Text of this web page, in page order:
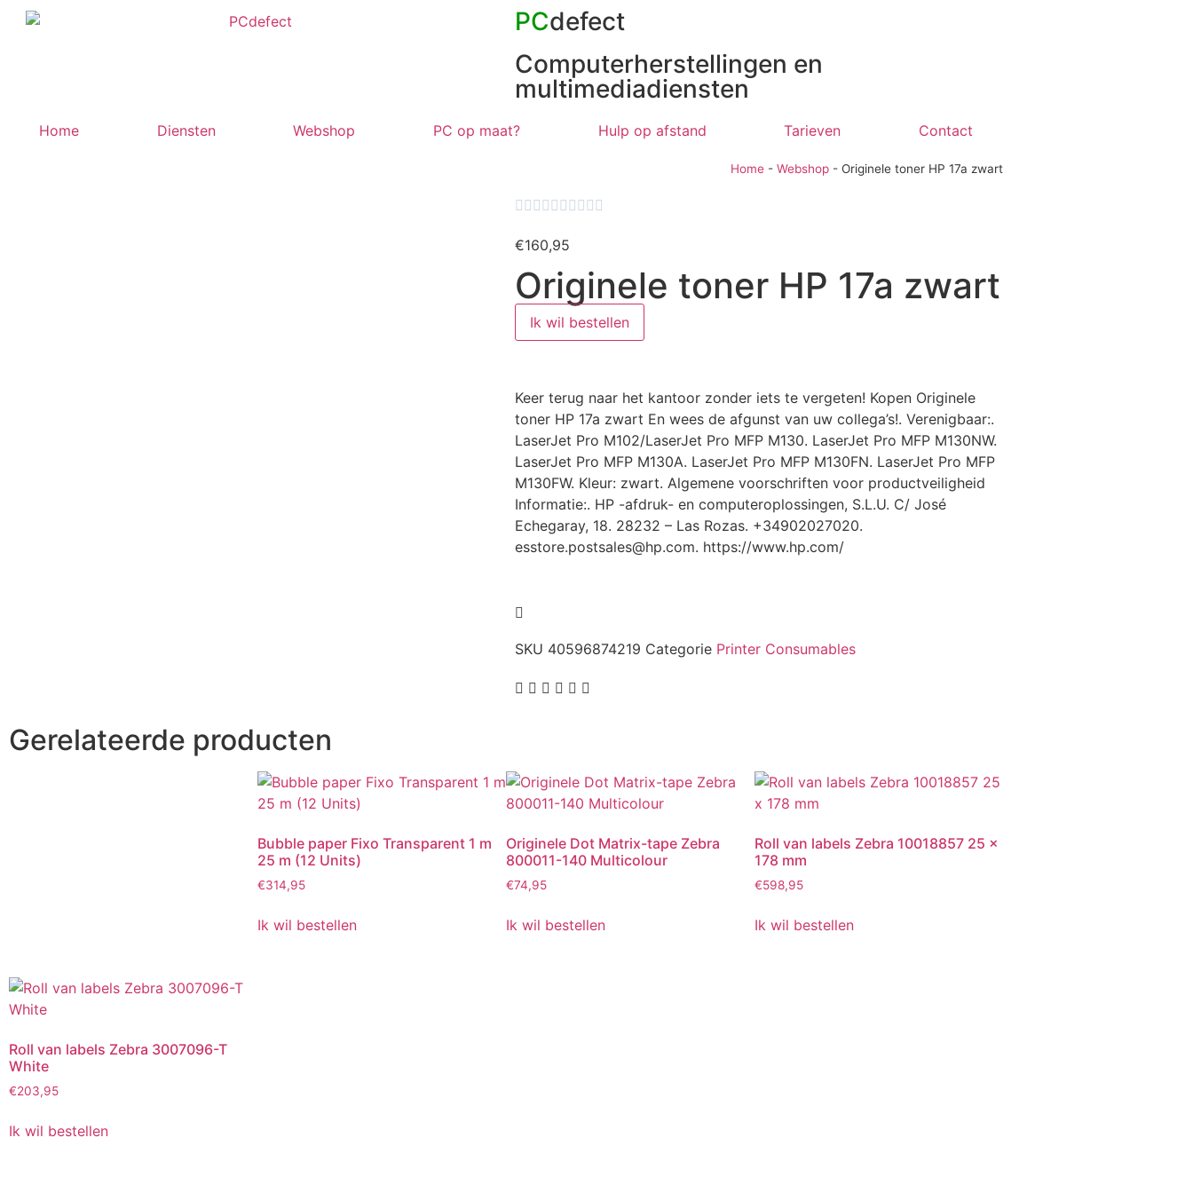
PCdefect
Computerherstellingen en
multimediadiensten
Home Diensten Webshop PC op maat? Hulp op afstand Tarieven Contact
Home - Webshop - Originele toner HP 17a zwart
         
€160,95
Originele toner HP 17a zwart
Ik wil bestellen
Keer terug naar het kantoor zonder iets te vergeten! Kopen Originele
toner HP 17a zwart En wees de afgunst van uw collega’s!. Verenigbaar:.
LaserJet Pro M102/LaserJet Pro MFP M130. LaserJet Pro MFP M130NW.
LaserJet Pro MFP M130A. LaserJet Pro MFP M130FN. LaserJet Pro MFP
M130FW. Kleur: zwart. Algemene voorschriften voor productveiligheid
Informatie:. HP -afdruk- en computeroplossingen, S.L.U. C/ José
Echegaray, 18. 28232 – Las Rozas. +34902027020.
esstore.postsales@hp.com. https://www.hp.com/
SKU 40596874219 Categorie Printer Consumables
Gerelateerde producten
Bubble paper Fixo Transparent 1 m
25 m (12 Units)
€314,95
Ik wil bestellen
Originele Dot Matrix-tape Zebra
800011-140 Multicolour
€74,95
Ik wil bestellen
Roll van labels Zebra 10018857 25 x
178 mm
€598,95
Ik wil bestellen
Roll van labels Zebra 3007096-T
White
€203,95
Ik wil bestellen